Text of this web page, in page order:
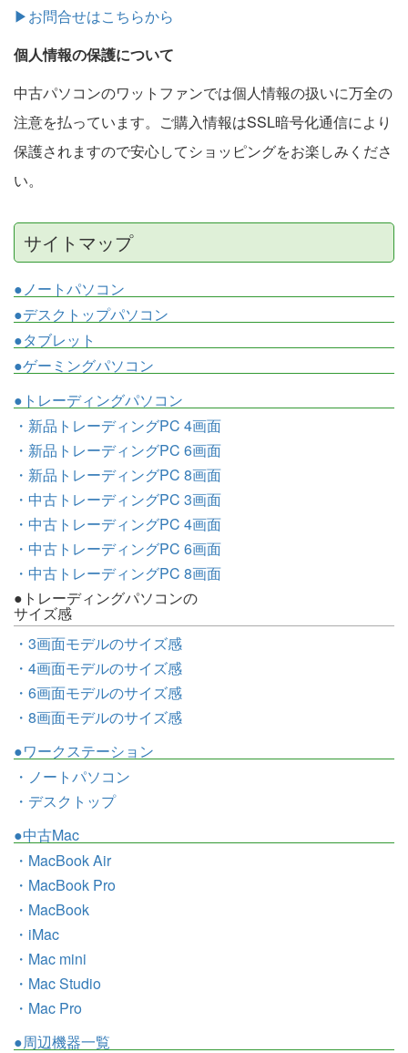
▶お問合せはこちらから
個人情報の保護について
中古パソコンのワットファンでは個人情報の扱いに万全の
注意を払っています。ご購入情報はSSL暗号化通信により
保護されますので安心してショッピングをお楽しみくださ
い。
サイトマップ
●ノートパソコン
●デスクトップパソコン
●タブレット
●ゲーミングパソコン
●トレーディングパソコン
・新品トレーディングPC 4画面
・新品トレーディングPC 6画面
・新品トレーディングPC 8画面
・中古トレーディングPC 3画面
・中古トレーディングPC 4画面
・中古トレーディングPC 6画面
・中古トレーディングPC 8画面
●トレーディングパソコンの
サイズ感
・3画面モデルのサイズ感
・4画面モデルのサイズ感
・6画面モデルのサイズ感
・8画面モデルのサイズ感
●ワークステーション
・ノートパソコン
・デスクトップ
●中古Mac
・MacBook Air
・MacBook Pro
・MacBook
・iMac
・Mac mini
・Mac Studio
・Mac Pro
●周辺機器一覧